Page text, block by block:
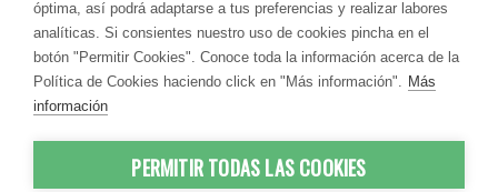
HORARIO
Lun - Jue / 9:00 - 18:30
Vie / 9:00 - 17:30
óptima, así podrá adaptarse a tus preferencias y realizar labores
analíticas. Si consientes nuestro uso de cookies pincha en el
botón "Permitir Cookies". Conoce toda la información acerca de la
Política de Cookies haciendo click en "Más información". Más
información
PERMITIR TODAS LAS COOKIES